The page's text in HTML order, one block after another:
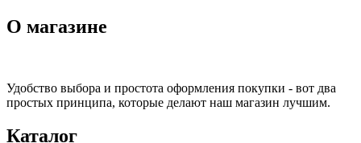
О магазине
Удобство выбора и простота оформления покупки - вот два
простых принципа, которые делают наш магазин лучшим.
Каталог